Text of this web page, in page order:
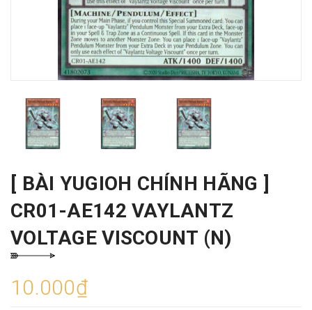
[ BÀI YUGIOH CHÍNH HÃNG ]
CR01-AE142 VAYLANTZ
VOLTAGE VISCOUNT (N)
10.000₫